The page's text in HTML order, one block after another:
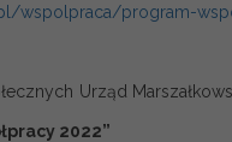
wspolpraca/program-
Urząd
2022”